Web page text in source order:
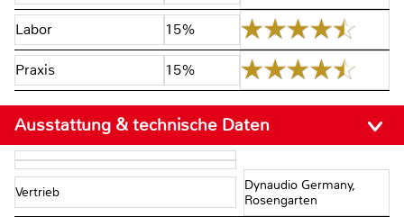
Labor 15%
Praxis 15%
Ausstattung & technische Daten
Vertrieb
Dynaudio Germany,
Rosengarten